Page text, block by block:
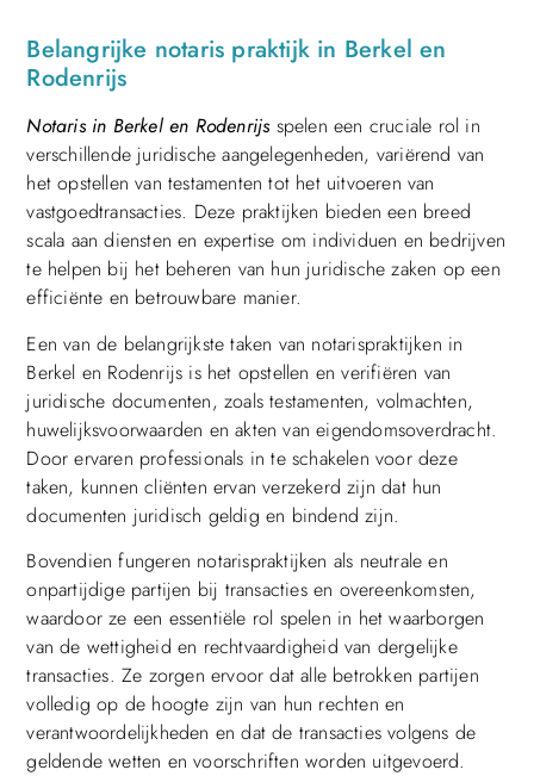
Belangrijke notaris praktijk in Berkel en
Rodenrijs
Notaris in Berkel en Rodenrijsspelen een cruciale rol in
verschillende juridische aangelegenheden, variërend van
het opstellen van testamenten tot het uitvoeren van
vastgoedtransacties. Deze praktijken bieden een breed
scala aan diensten en expertise om individuen en bedrijven
te helpen bij het beheren van hun juridische zaken op een
efficiënte en betrouwbare manier.
Een van de belangrijkste taken van notarispraktijken in
Berkel en Rodenrijs is het opstellen en verifiëren van
juridische documenten, zoals testamenten, volmachten,
huwelijksvoorwaarden en akten van eigendomsoverdracht.
Door ervaren professionals in te schakelen voor deze
taken, kunnen cliënten ervan verzekerd zijn dat hun
documenten juridisch geldig en bindend zijn.
Bovendien fungeren notarispraktijken als neutrale en
onpartijdige partijen bij transacties en overeenkomsten,
waardoor ze een essentiële rol spelen in het waarborgen
van de wettigheid en rechtvaardigheid van dergelijke
transacties. Ze zorgen ervoor dat alle betrokken partijen
volledig op de hoogte zijn van hun rechten en
verantwoordelijkheden en dat de transacties volgens de
geldende wetten en voorschriften worden uitgevoerd.